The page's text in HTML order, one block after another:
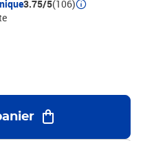
avec un manuel de
facile.Couleur : gris
bois d'ingénierie, bois de
: mousseDimensions
x H)La livraison contient :1 x
3.75/5(106)